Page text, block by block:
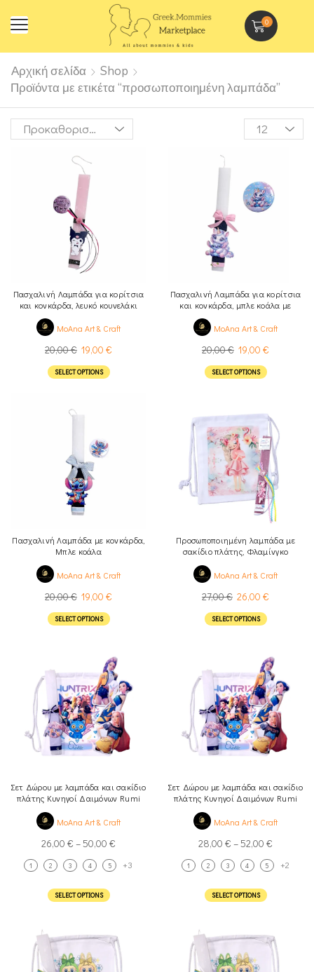
0
Αρχική σελίδα
Shop
Προϊόντα με ετικέτα “προσωποποιημένη λαμπάδα”
Πασχαλινή Λαμπάδα για κορίτσια
και κονκάρδα, λευκό κουνελάκι
MoAna Art & Craft
20,00€ 19,00 €
SELECT OPTIONS
Πασχαλινή Λαμπάδα για κορίτσια
και κονκάρδα, μπλε κοάλα με
MoAna Art & Craft
20,00€ 19,00 €
SELECT OPTIONS
Πασχαλινή Λαμπάδα με κονκάρδα,
Μπλε κοάλα
MoAna Art & Craft
20,00€ 19,00 €
SELECT OPTIONS
Προσωποποιημένη λαμπάδα με
σακίδιο πλάτης, Φλαμίνγκο
MoAna Art & Craft
27,00€ 26,00 €
SELECT OPTIONS
Σετ Δώρου με λαμπάδα και σακίδιο
πλάτης Κυνηγοί Δαιμόνων Rumi
MoAna Art & Craft
26,00 € –50,00 €
1 2 3 4 5 +3
SELECT OPTIONS
Σετ Δώρου με λαμπάδα και σακίδιο
πλάτης Κυνηγοί Δαιμόνων Rumi
MoAna Art & Craft
28,00 € –52,00 €
1 2 3 4 5 +2
SELECT OPTIONS